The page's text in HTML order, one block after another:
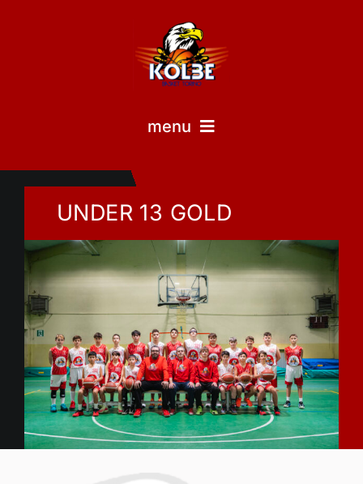
menu
HOME
STAGIONE
NEWS & RISULTATI
EVENTI
PARTNERS
ARTICOLI PROMOZIONALI
UNDER 13 GOLD